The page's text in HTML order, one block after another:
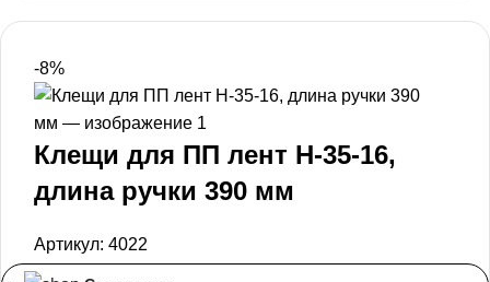
-8%
Клещи для ПП лент H-35-16,
длина ручки 390 мм
Артикул: 4022